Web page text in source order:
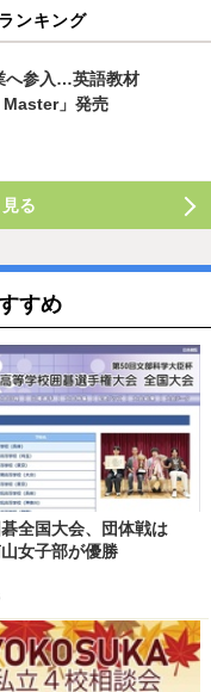
ンキング
へ参入…英語教材
」発売
る
すめ
全国大会、団体戦は
女子部が優勝